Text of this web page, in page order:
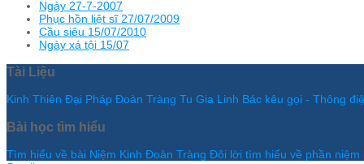
Ngày 27-7-2007
Phục hồn liệt sĩ 27/07/2009
Cầu siêu 15/07/2010
Ngày xá tội 15/07
Tài Liệu
Kinh Thiên Đại Pháp Đoàn Tràng Tu Gia Linh Bác kêu gọi - Thông
Bài học tìm hiểu
Tìm hiểu về bài Niệm Kinh Đoàn Tràng Đôi lời tìm hiểu về phần